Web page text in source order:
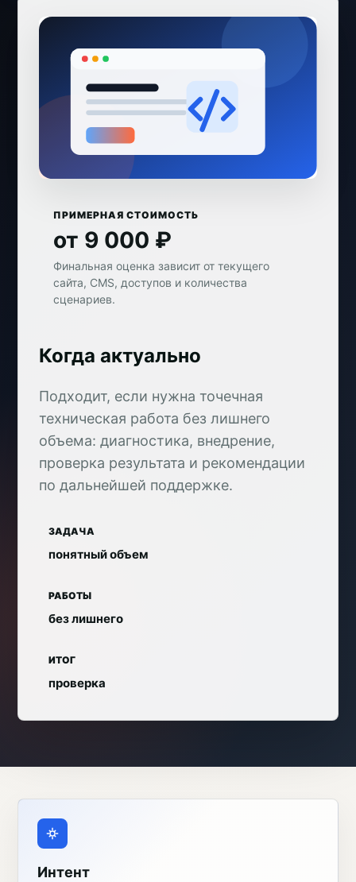
ПРИМЕРНАЯ СТОИМОСТЬ
от 9 000 ₽
Финальная оценка зависит от текущего
сайта, CMS, доступов и количества
сценариев.
Когда актуально
Подходит, если нужна точечная
техническая работа без лишнего
объема: диагностика, внедрение,
проверка результата и рекомендации
по дальнейшей поддержке.
ЗАДАЧА
понятный объем
РАБОТЫ
без лишнего
ИТОГ
проверка
Интент